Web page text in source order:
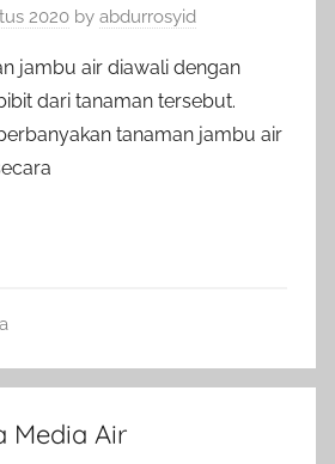
2020 by abdurrosyid
jambu air diawali dengan
dari tanaman tersebut.
tanaman jambu air
Media Air